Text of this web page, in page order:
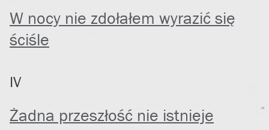
W nocy nie zdołałem wyrazić się
ściśle
IV
Żadna przeszłość nie istnieje